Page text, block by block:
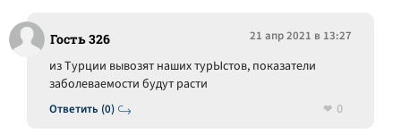
Гость 326 21 апр 2021 в 13:27
Ответить (0)
из Турции вывозят наших турЫстов, показатели
заболеваемости будут расти
0